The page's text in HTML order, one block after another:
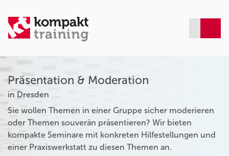
Präsentation & Moderation
in Dresden
Sie wollen Themen in einer Gruppe sicher moderieren
oder Themen souverän präsentieren? Wir bieten
kompakte Seminare mit konkreten Hilfestellungen und
einer Praxiswerkstatt zu diesen Themen an.